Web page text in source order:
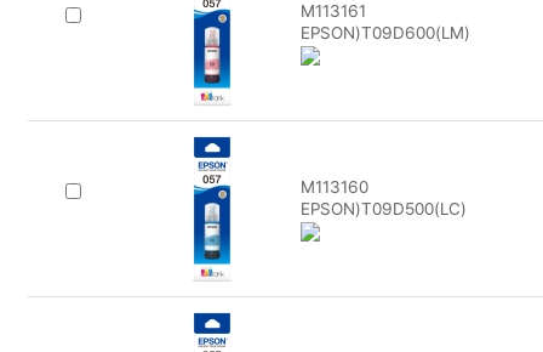
M113161
EPSON)T09D600(LM)
M113160
EPSON)T09D500(LC)